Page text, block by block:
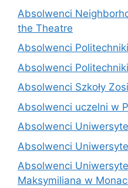
Absolwenci
the Theatre
Absolwenci
Absolwenci
Absolwenci Szkoły
Absolwenci uczelni w
Absolwenci
Absolwenci
Absolwenci
Maksymiliana w